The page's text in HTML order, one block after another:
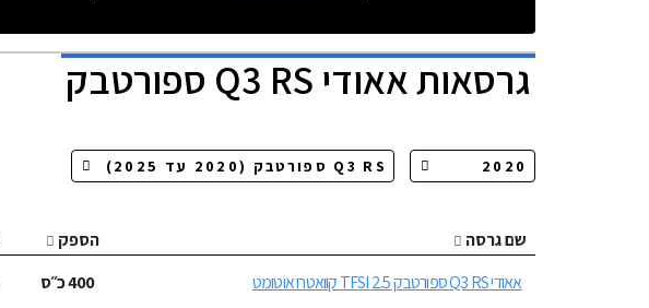
גרסאותאאודי Q3 RS ספורטבק
שם גרסה הספק
אאודי Q3 RS ספורטבק 2.5 TFSI קוואטרו אוטומט
400כ״ס